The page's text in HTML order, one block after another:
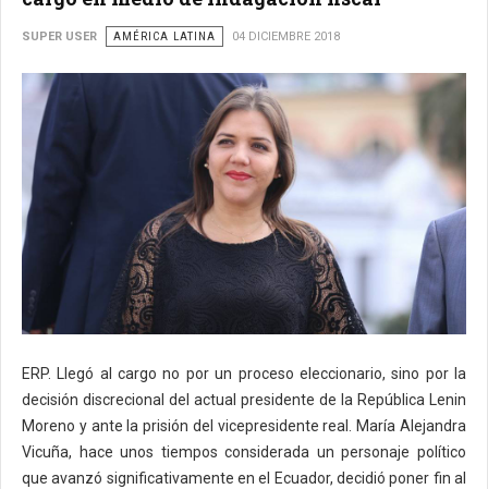
SUPER USER AMÉRICA LATINA 04 DICIEMBRE 2018
ERP. Llegó al cargo no por un proceso eleccionario, sino por la
decisión discrecional del actual presidente de la República Lenin
Moreno y ante la prisión del vicepresidente real. María Alejandra
Vicuña, hace unos tiempos considerada un personaje político
que avanzó significativamente en el Ecuador, decidió poner fin al